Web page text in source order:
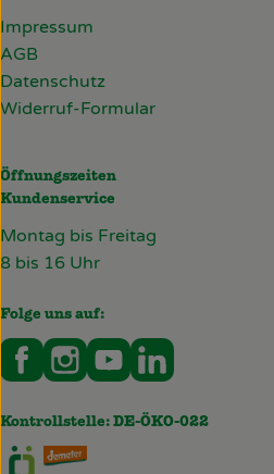
Impressum
AGB
Datenschutz
Widerruf-Formular
Öffnungszeiten
Kundenservice
Montag bis Freitag
8 bis 16 Uhr
Folge uns auf:
Externer Link zu https://
Externer Link zu
Externer Link zu
Externer
Kontrollstelle: DE-ÖKO-022
Externer Link zu https://
Externer Link zu